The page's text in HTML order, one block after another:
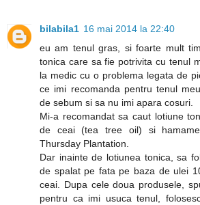
bilabila1 16 mai 2014 la 22:40
eu am tenul gras, si foarte mult
tonica care sa fie potrivita cu tenul
la medic cu o problema legata de
ce imi recomanda pentru tenul
de sebum si sa nu imi apara cosuri.
Mi-a recomandat sa caut lotiune
de ceai (tea tree oil) si
Thursday Plantation.
Dar inainte de lotiunea tonica, sa
de spalat pe fata pe baza de ulei
ceai. Dupa cele doua produsele,
pentru ca imi usuca tenul,